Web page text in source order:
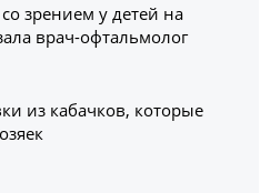
зрением у детей на
врач-офтальмолог
из кабачков, которые